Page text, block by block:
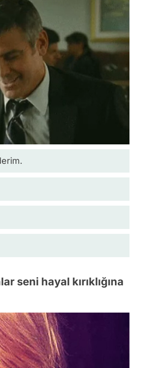
seni hayal kırıklığına